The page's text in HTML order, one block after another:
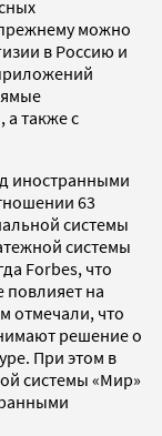
можно
в Россию и
а также с
иностранными
63
системы
системы
Forbes, что
повлияет на
отмечали, что
решение о
При этом в
системы «Мир»